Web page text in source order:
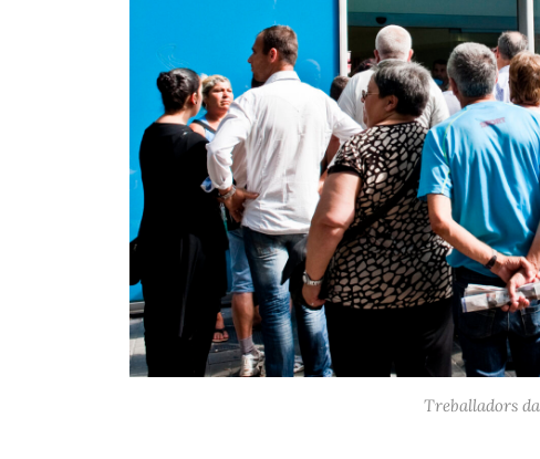
Treballadors